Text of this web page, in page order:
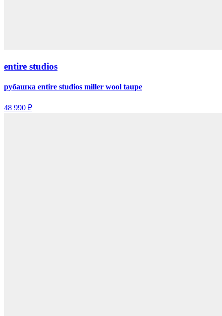
entire studios
рубашка entire studios miller wool taupe
48 990 ₽